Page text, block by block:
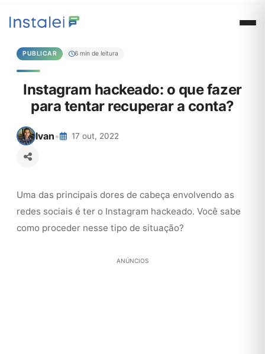
PUBLICAR 6 min de leitura
Instagram hackeado: o que fazer
para tentar recuperar a conta?
Ivan• 17 out, 2022
Uma das principais dores de cabeça envolvendo as
redes sociais é ter o Instagram hackeado. Você sabe
como proceder nesse tipo de situação?
ANÚNCIOS